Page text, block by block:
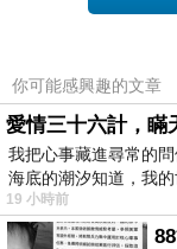
你可能感興趣的文章
愛情三十六計，瞞
我把心事藏進尋常的
海底的潮汐知道，我的
19 小時前